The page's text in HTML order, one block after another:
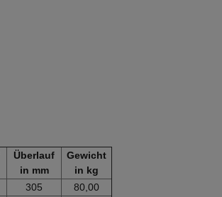
Überlauf
in mm
Gewicht
in kg
305
80,00